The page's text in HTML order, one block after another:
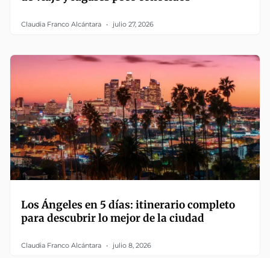
Claudia Franco Alcántara julio 27, 2026
Los Ángeles en 5 días: itinerario completo
para descubrir lo mejor de la ciudad
Claudia Franco Alcántara julio 8, 2026